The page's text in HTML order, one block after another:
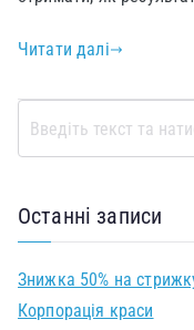
Читати далі
Останні записи
Знижка 50% на
Корпорація краси